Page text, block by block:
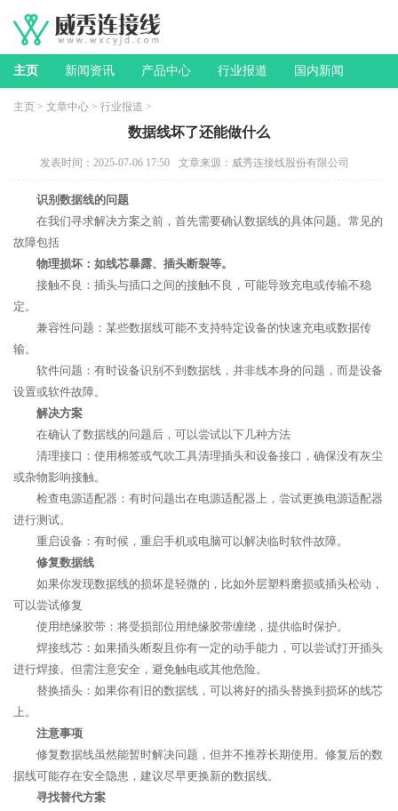
主页 新闻资讯 产品中心 行业报道 国内新闻
主页 > 文章中心 > 行业报道 >
数据线坏了还能做什么
发表时间：2025-07-06 17:50 文章来源：威秀连接线股份有限公司
识别数据线的问题
在我们寻求解决方案之前，首先需要确认数据线的具体问题。常见的
故障包括
物理损坏：如线芯暴露、插头断裂等。
接触不良：插头与插口之间的接触不良，可能导致充电或传输不稳
定。
兼容性问题：某些数据线可能不支持特定设备的快速充电或数据传
输。
软件问题：有时设备识别不到数据线，并非线本身的问题，而是设备
设置或软件故障。
解决方案
在确认了数据线的问题后，可以尝试以下几种方法
清理接口：使用棉签或气吹工具清理插头和设备接口，确保没有灰尘
或杂物影响接触。
检查电源适配器：有时问题出在电源适配器上，尝试更换电源适配器
进行测试。
重启设备：有时候，重启手机或电脑可以解决临时软件故障。
修复数据线
如果你发现数据线的损坏是轻微的，比如外层塑料磨损或插头松动，
可以尝试修复
使用绝缘胶带：将受损部位用绝缘胶带缠绕，提供临时保护。
焊接线芯：如果插头断裂且你有一定的动手能力，可以尝试打开插头
进行焊接。但需注意安全，避免触电或其他危险。
替换插头：如果你有旧的数据线，可以将好的插头替换到损坏的线芯
上。
注意事项
修复数据线虽然能暂时解决问题，但并不推荐长期使用。修复后的数
据线可能存在安全隐患，建议尽早更换新的数据线。
寻找替代方案